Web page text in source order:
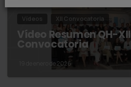
Vídeos XII Convocatoria
Vídeo Resumen QH-XII
Convocatoria
19 de enero de 2026